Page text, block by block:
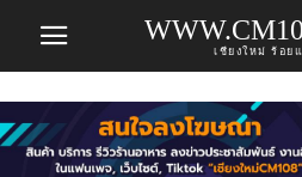
เชียงใหม่ ร้อย